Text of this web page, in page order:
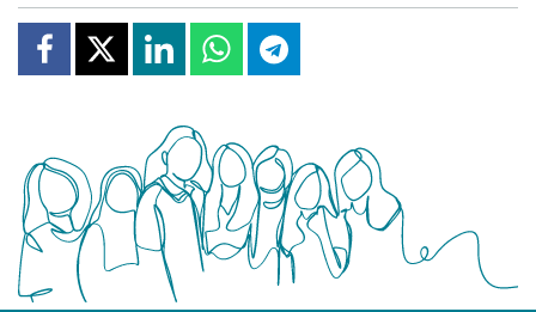
Jaa Facebookissa
Jaa X:ssäJaa Linkedinissä
Jaa Whatsappissa
Jaa Telegramissa